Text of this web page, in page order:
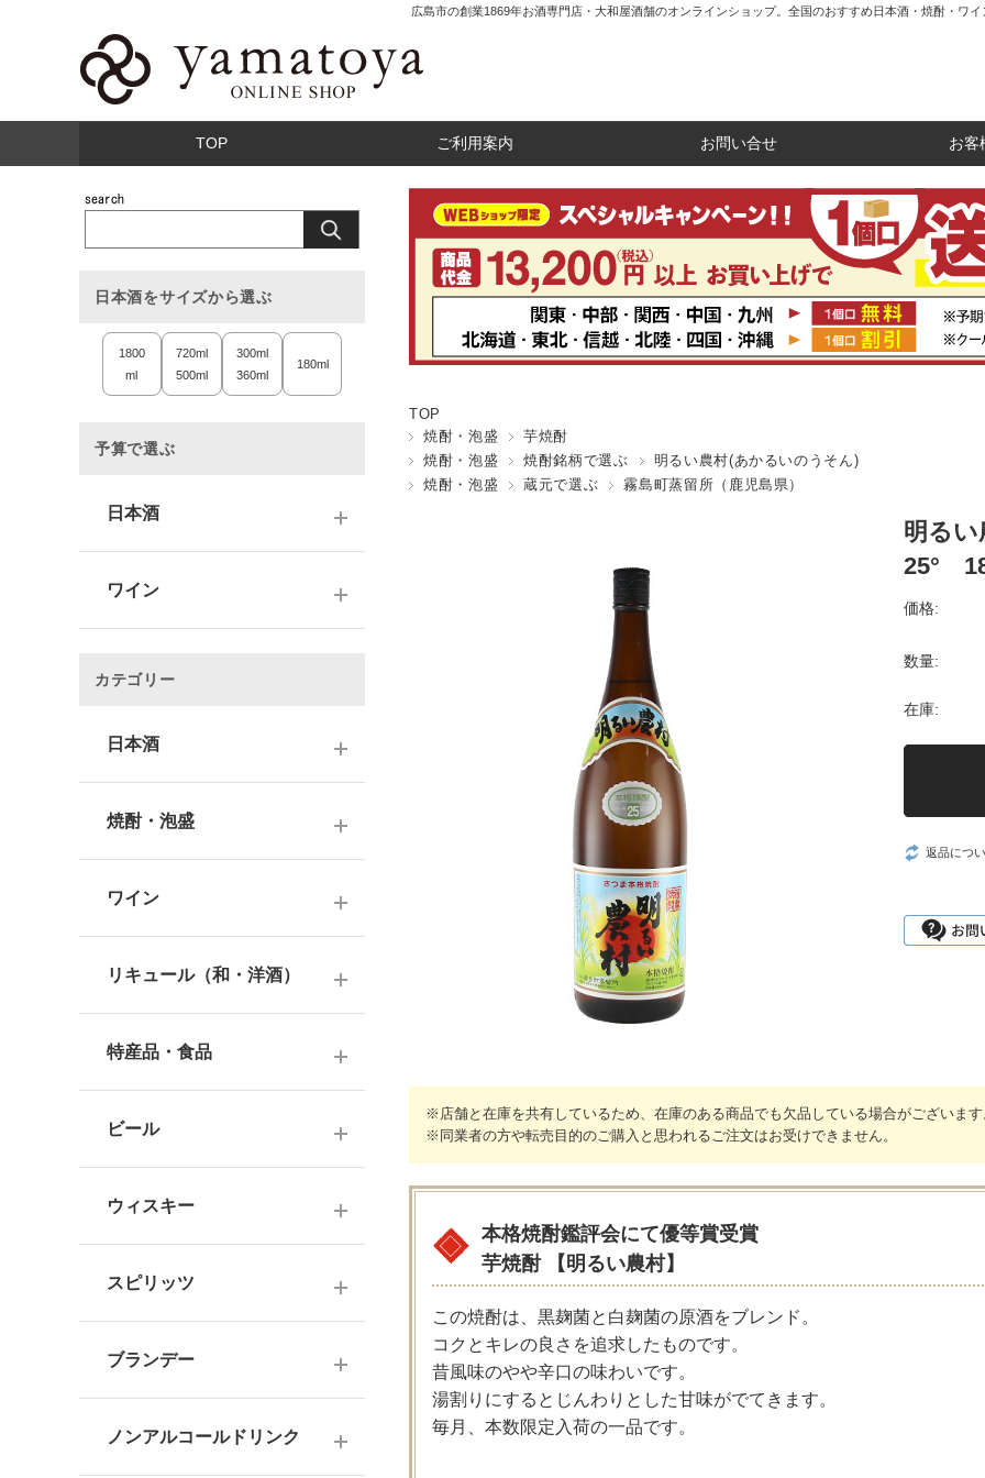
広島市の創業1869年お酒専門店・大和屋酒舗のオンラインショップ。全国のおすすめ日本酒・焼酎・ワ
TOP ご利用案内 お問い合せ お客
TOP
焼酎・泡盛
芋焼酎
焼酎・泡盛
焼酎銘柄で選ぶ
明るい農村(あかるいのうそん)
焼酎・泡盛
蔵元で選ぶ 霧島町蒸留所（鹿児島県）
明る
25°
価格:
数量:
在庫:
返品につ
※店舗と在庫を共有しているため、在庫のある商品でも欠品している場合がございま
※同業者の方や転売目的のご購入と思われるご注文はお受けできません。
本格焼酎鑑評会にて優等賞受賞
芋焼酎 【明るい農村】
この焼酎は、黒麹菌と白麹菌の原酒をブレンド。
コクとキレの良さを追求したものです。
昔風味のやや辛口の味わいです。
湯割りにするとじんわりとした甘味がでてきます。
毎月、本数限定入荷の一品です。
日本酒をサイズから選ぶ
1800
ml
720ml
500ml
300ml
360ml
180ml
予算で選ぶ
日本酒
10,001円～
3000円台
4000円台
5000円台
ワイン
2,001～3,000円
3,001～5,000円
5,001～10,000円
カテゴリー
日本酒
大吟醸酒
純米吟醸酒
吟醸酒
普通酒
お燗酒
にごり酒・発泡・その他
中部・北陸の日本酒
焼酎・泡盛
芋焼酎
麦焼酎
米焼酎
黒糖焼酎
ワイン
ドイツワイン
海外産ワイン
赤ワイン
シャンパーニュ
スパークリングワイン
オレンジワイン
リキュール（和・洋酒）
果実酒・その他
シリーズで選ぶ
特産品・食品
おつまみ
健康志向・免疫力アップ
調味料
ビール
ウィスキー
その他ウイスキー
国産洋酒
スピリッツ
ラム
ブランデー
ノンアルコールドリンク